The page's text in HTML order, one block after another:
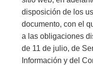
disposición de los
documento, con el
a las obligaciones
de 11 de julio, de
Información y del